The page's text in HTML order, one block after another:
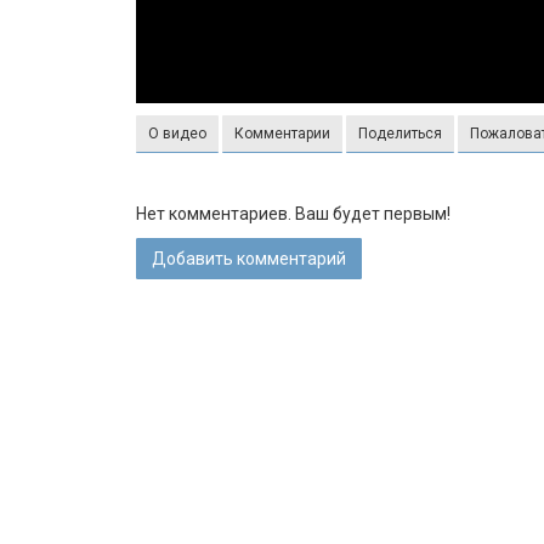
О видео Комментарии Поделиться
Нет комментариев. Ваш будет первым!
Добавить комментарий